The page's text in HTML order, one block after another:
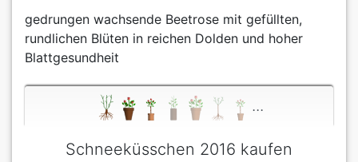
gedrungen wachsende Beetrose mit gefüllten,
rundlichen Blüten in reichen Dolden und hoher
Blattgesundheit
...
Schneeküsschen 2016 kaufen